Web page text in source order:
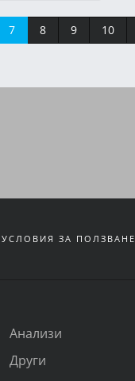
7 8 9 10
УСЛОВИЯ ЗА ПОЛЗВАНЕ
Анализи
Други